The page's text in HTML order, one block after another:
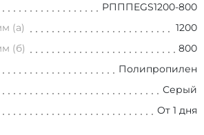
РПППEGS1200-800
(а)
1200
(б)
800
Полипропилен
Серый
От 1 дня